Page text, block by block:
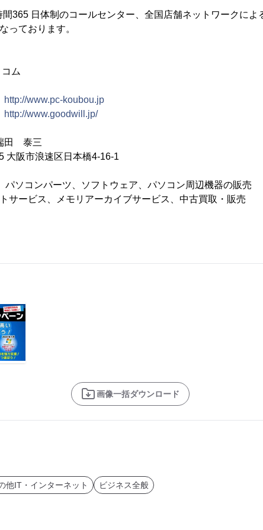
365 日体制のコールセンター、全国店舗ネットワークによ
っております。
ム
http://www.pc-koubou.jp
http://www.goodwill.jp/
田 泰三
大阪市浪速区日本橋4-16-1
パソコンパーツ、ソフトウェア、パソコン周辺機器の販売
サービス、メモリアーカイブサービス、中古買取・販売
画像一括ダウンロード
他IT・インターネット ビジネス全般